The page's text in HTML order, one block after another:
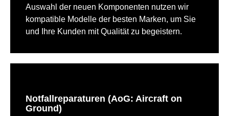
Auswahl der neuen Komponenten nutzen wir
kompatible Modelle der besten Marken, um Sie
und Ihre Kunden mit Qualität zu begeistern.
Notfallreparaturen (AoG: Aircraft on
Ground)